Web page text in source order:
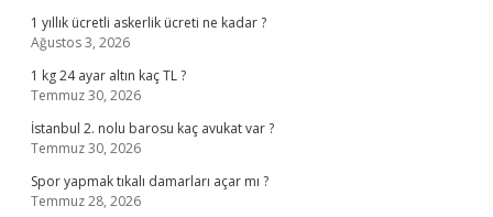
1 yıllık ücretli askerlik ücreti ne kadar ?
Ağustos 3, 2026
1 kg 24 ayar altın kaç TL ?
Temmuz 30, 2026
İstanbul 2. nolu barosu kaç avukat var ?
Temmuz 30, 2026
Spor yapmak tıkalı damarları açar mı ?
Temmuz 28, 2026